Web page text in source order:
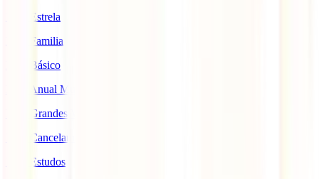
IATI Estrela
IATI Familia
IATI Básico
IATI Anual Multiviagem
IATI Grandes Viajantes
IATI Cancelamento Premium
IATI Estudos